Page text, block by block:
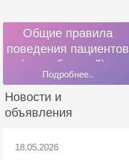
Общие правила
поведения пациентов
(потребителей) и
посетителей
Подробнее..
Новости и
объявления
18.05.2026